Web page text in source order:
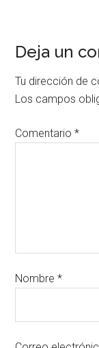
Deja un
Tu dirección de
Los campos
Comentario*
Nombre*